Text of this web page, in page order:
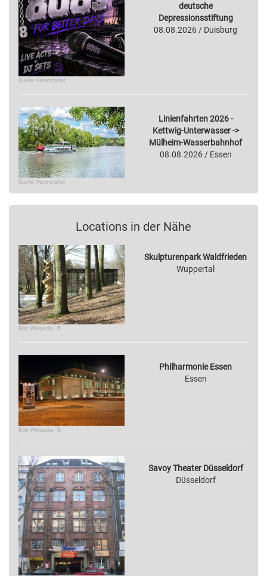
Quelle: Veranstalter
deutsche
Depressionsstiftung
08.08.2026 / Duisburg
Quelle: Veranstalter
Linienfahrten 2026 -
Kettwig-Unterwasser ->
Mülheim-Wasserbahnhof
08.08.2026 / Essen
Locations in der Nähe
Bild: Wikipedia · ©
Skulpturenpark Waldfrieden
Wuppertal
Bild: Wikipedia · ©
Philharmonie Essen
Essen
Savoy Theater Düsseldorf
Düsseldorf